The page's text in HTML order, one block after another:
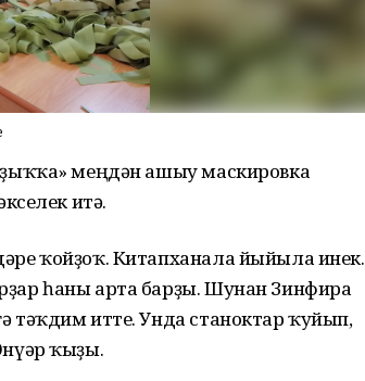
меңдән ашыу маскировка
итә.
ҡойҙоҡ. Китапханала йыйыла инек.
һаны арта барҙы. Шунан Зинфира
тәҡдим итте. Унда станоктар ҡуйып,
ҡыҙы.